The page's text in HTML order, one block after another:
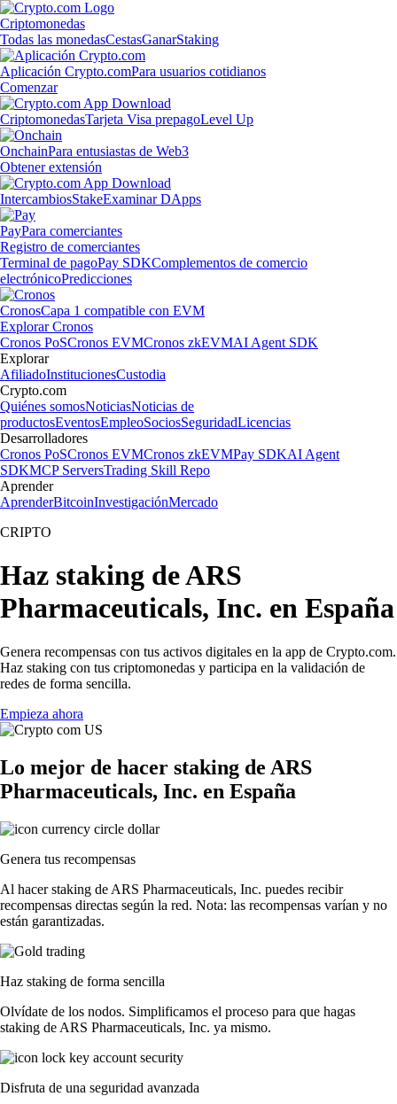
Criptomonedas
Todas las monedasCestasGanarStaking
Aplicación Crypto.comPara usuarios cotidianos
Comenzar
CriptomonedasTarjeta Visa prepagoLevel Up
OnchainPara entusiastas de Web3
Obtener extensión
IntercambiosStakeExaminar DApps
PayPara comerciantes
Registro de comerciantes
Terminal de pagoPay SDKComplementos de comercio
electrónicoPredicciones
CronosCapa 1 compatible con EVM
Explorar Cronos
Cronos PoSCronos EVMCronos zkEVMAI Agent SDK
Explorar
AfiliadoInstitucionesCustodia
Crypto.com
Quiénes somosNoticiasNoticias de
productosEventosEmpleoSociosSeguridadLicencias
Desarrolladores
Cronos PoSCronos EVMCronos zkEVMPay SDKAI Agent
SDKMCP ServersTrading Skill Repo
Aprender
AprenderBitcoinInvestigaciónMercado
CRIPTO
Haz staking de ARS
Pharmaceuticals, Inc. en España
Genera recompensas con tus activos digitales en la app de Crypto.com.
Haz staking con tus criptomonedas y participa en la validación de
redes de forma sencilla.
Empieza ahora
Lo mejor de hacer staking de ARS
Pharmaceuticals, Inc. en España
Genera tus recompensas
Al hacer staking de ARS Pharmaceuticals, Inc. puedes recibir
recompensas directas según la red. Nota: las recompensas varían y no
están garantizadas.
Haz staking de forma sencilla
Olvídate de los nodos. Simplificamos el proceso para que hagas
staking de ARS Pharmaceuticals, Inc. ya mismo.
Disfruta de una seguridad avanzada